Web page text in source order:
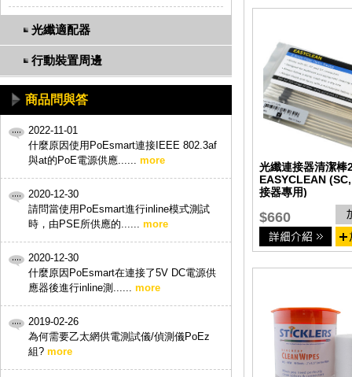
光纖連接器清潔棒
EASYCLEAN
接器專用)
$660
光纖適配器
行動裝置周邊
商品問與答
2022-11-01
什麼原因使用PoEsmart連接IEEE 802.3af
與at的PoE電源供應...... more
2020-12-30
請問當使用PoEsmart進行inline模式測試
時，由PSE所供應的...... more
2020-12-30
什麼原因PoEsmart在連接了5V DC電源供
應器後進行inline測...... more
2019-02-26
為何需要乙太網供電測試儀/偵測儀PoEz
組? more